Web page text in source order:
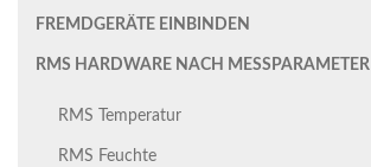
FREMDGERÄTE EINBINDEN
RMS HARDWARE NACH MESSPARAMETER
RMS Temperatur
RMS Feuchte